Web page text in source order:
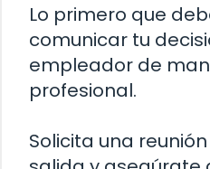
Lo primero que
comunicar tu
empleador de
profesional.
Solicita una